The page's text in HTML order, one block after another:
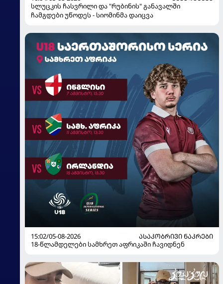
სლუცკის ჩასვრილი და "რუბინის" განავალში
ჩამგდები უწოდეს - სიომინმა დაიცვა
15:02/05-08-2026
ᲐᲡᲐᲙᲝᲑᲠᲘᲕᲘ ᲜᲐᲙᲠᲔᲑᲘ
18-წლამდელები სამხრეთ აფრიკაში ჩავიდნენ